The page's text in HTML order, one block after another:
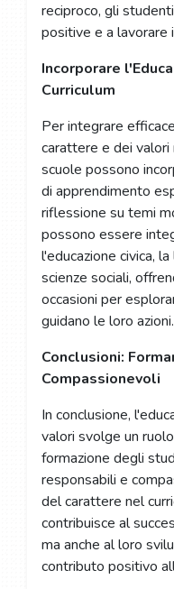
reciproco, gli
positive e a lavorare
Incorporare
Curriculum
Per integrare
carattere e dei valori
scuole possono
di apprendimento
riflessione su temi
possono essere
l'educazione civica,
scienze sociali,
occasioni per
guidano le loro azioni.
Conclusioni:
Compassionevoli
In conclusione,
valori svolge un
formazione degli
responsabili e
del carattere nel
contribuisce al
ma anche al loro
contributo positivo